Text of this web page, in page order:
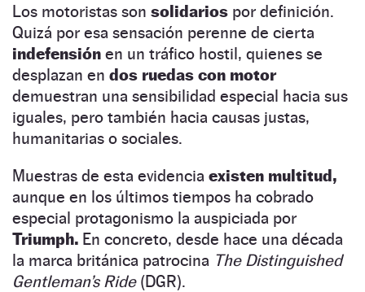
Los motoristas son solidarios por definición.
Quizá por esa sensación perenne de cierta
indefensión en un tráfico hostil, quienes se
desplazan en dos ruedas con motor
demuestran una sensibilidad especial hacia sus
iguales, pero también hacia causas justas,
humanitarias o sociales.
Muestras de esta evidencia existen multitud,
aunque en los últimos tiempos ha cobrado
especial protagonismo la auspiciada por
Triumph. En concreto, desde hace una década
la marca británica patrocina The Distinguished
Gentleman’s Ride(DGR).